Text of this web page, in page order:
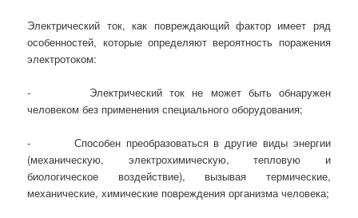
Электрический ток, как повреждающий фактор имеет ряд
особенностей, которые определяют вероятность поражения
электротоком:
- Электрический ток не может быть обнаружен
человеком без применения специального оборудования;
- Способен преобразоваться в другие виды энергии
(механическую, электрохимическую, тепловую и
биологическое воздействие), вызывая термические,
механические, химические повреждения организма человека;